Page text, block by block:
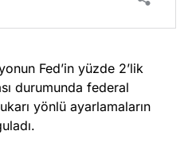
Fed’in yüzde 2’lik
durumunda federal
yönlü ayarlamaların